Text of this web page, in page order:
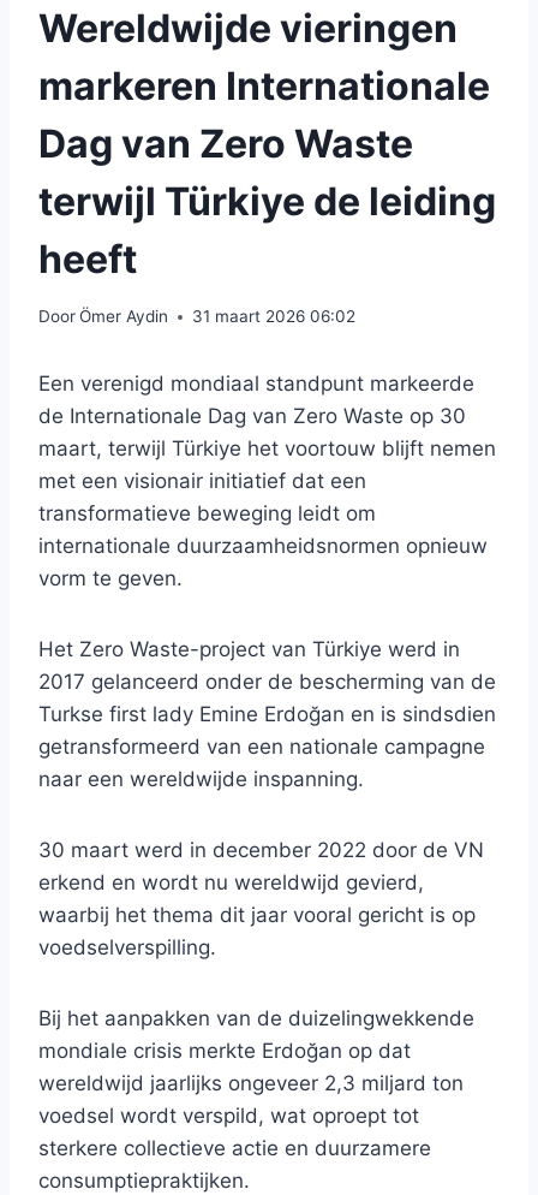
Wereldwijde vieringen
markeren Internationale
Dag van Zero Waste
terwijl Türkiye de leiding
heeft
DoorÖmer Aydin 31 maart 2026 06:02
Een verenigd mondiaal standpunt markeerde
de Internationale Dag van Zero Waste op 30
maart, terwijl Türkiye het voortouw blijft nemen
met een visionair initiatief dat een
transformatieve beweging leidt om
internationale duurzaamheidsnormen opnieuw
vorm te geven.
Het Zero Waste-project van Türkiye werd in
2017 gelanceerd onder de bescherming van de
Turkse first lady Emine Erdoğan en is sindsdien
getransformeerd van een nationale campagne
naar een wereldwijde inspanning.
30 maart werd in december 2022 door de VN
erkend en wordt nu wereldwijd gevierd,
waarbij het thema dit jaar vooral gericht is op
voedselverspilling.
Bij het aanpakken van de duizelingwekkende
mondiale crisis merkte Erdoğan op dat
wereldwijd jaarlijks ongeveer 2,3 miljard ton
voedsel wordt verspild, wat oproept tot
sterkere collectieve actie en duurzamere
consumptiepraktijken.